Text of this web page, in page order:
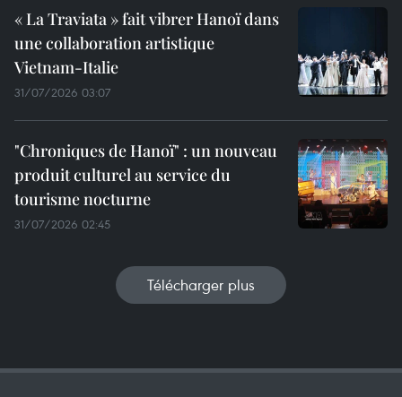
« La Traviata » fait vibrer Hanoï dans
une collaboration artistique
Vietnam-Italie
31/07/2026 03:07
"Chroniques de Hanoï" : un nouveau
produit culturel au service du
tourisme nocturne
31/07/2026 02:45
Télécharger plus